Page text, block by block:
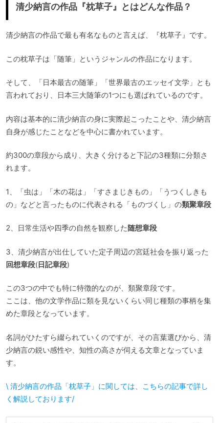
清少納言の作品『枕草子』とはどんな作品？
清少納言の作品で最も有名なものと言えば、『枕草子』です。
この枕草子は「随筆」というジャンルの作品になります。
そして、「日本最古の随筆」「世界最古のエッセイ文学」とも
言われており、日本三大随筆の1つにも選ばれているのです。
内容は基本的に清少納言の身に実際起こったことや、清少納言
自身が感じたことなどを中心に書かれています。
約300の章段から成り、大きく分けると下記の3種類に分類さ
れます。
1、「虫は」「木の花は」「すさまじきもの」「うつくしきも
の」などと言ったものに代表される「ものづくし」の類聚章段
2、日常生活や四季の自然を観察した 随想章段
3、清少納言が出仕していた定子周辺の宮廷社会を振り返った
回想章段(日記章段)
この3つの中でも特に特徴的なのが、類聚章段です。
ここは、他の文学作品に類を見ないくらい同じ種類の事柄を集
めた章段となっています。
名詞がひたすら綴られていくのですが、その言葉選びから、清
少納言の鋭い感性や、知性の高さが伺える文章となっていま
す。
\ 清少納言の作品「枕草子」に関しては、こちらの記事で詳し
く解説しております/